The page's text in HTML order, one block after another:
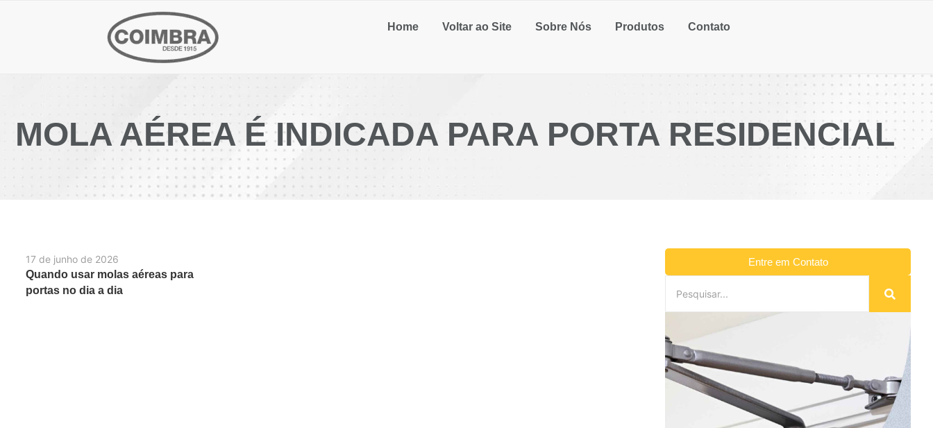
Home Voltar ao Site Sobre Nós Produtos Contato
MOLA AÉREA É INDICADA PARA PORTA RESIDENCIAL
17 de junho de 2026
Quando usar molas aéreas para
portas no dia a dia
Entre em Contato